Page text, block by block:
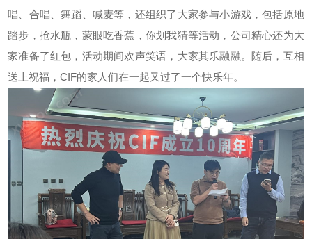
唱、合唱、舞蹈、喊麦等，还组织了大家参与小游戏，包括原地
踏步，抢水瓶，蒙眼吃香蕉，你划我猜等活动，公司精心还为大
家准备了红包，活动期间欢声笑语，大家其乐融融。随后，互相
送上祝福，CIF的家人们在一起又过了一个快乐年。